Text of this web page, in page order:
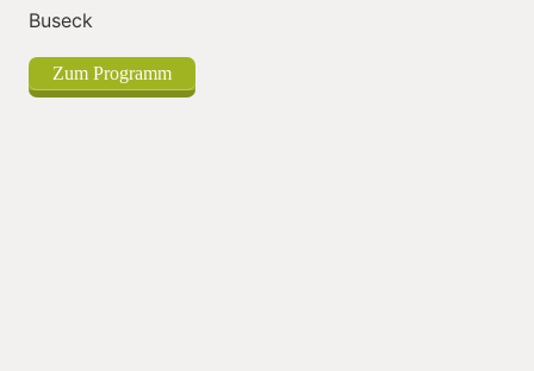
Buseck
Zum Programm